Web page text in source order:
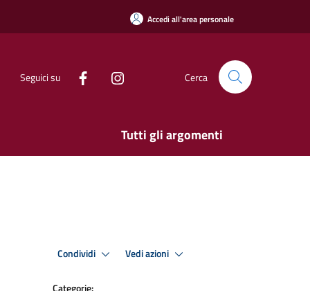
Accedi all'area personale
Seguici su Cerca
Tutti gli argomenti
Condividi Vedi azioni
Categorie: